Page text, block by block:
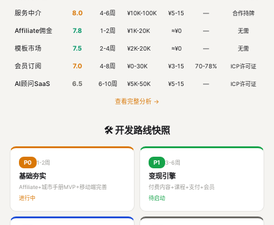
服务中介 8.0 4-6周 ¥10K-100K ¥5-15 — 合作持牌
Affiliate佣金 7.8 1-2周 ¥1K-20K ≈¥0 — 无需
模板市场 7.5 2-4周 ¥2K-20K ≈¥0 — 无需
会员订阅 7.0 4-8周 ¥0-30K ¥3-15 70-78% ICP许可证
AI顾问SaaS 6.5 6-10周 ¥5K-50K ¥5-15 — ICP许可证
查看完整分析 →
🛠️ 开发路线快照
P0 1-2周
基础夯实
Affiliate+城市手册MVP+移动端完善
进行中
P1 3-6周
变现引擎
付费内容+课程+支付+会员
待启动